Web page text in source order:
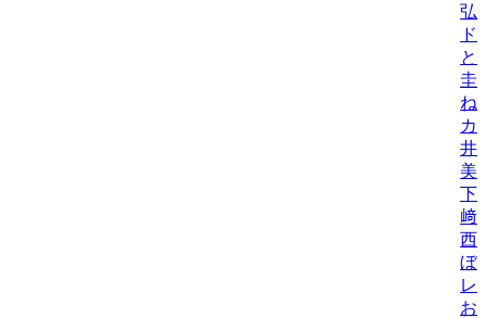
弘
ド
と
圭/
ね
カ
井
美/
下
﨑
西
ぼ/
レ
お